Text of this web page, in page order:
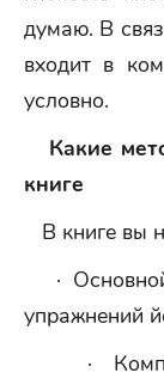
думаю. В
входит в
условно.
Какие
книге
В книге вы
·
упражнений
·